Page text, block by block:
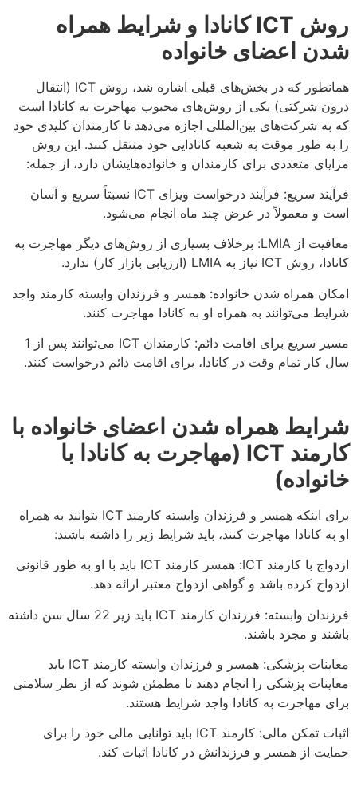
روش ICTکانادا و شرایط همراه
شدن اعضای خانواده
همانطور که در بخش‌های قبلی اشاره شد، روش ICT (انتقال
درون شرکتی) یکی از روش‌های محبوب مهاجرت به کانادا است
که به شرکت‌های بین‌المللی اجازه می‌دهد تا کارمندان کلیدی خود
را به طور موقت به شعبه کانادایی خود منتقل کنند. این روش
مزایای متعددی برای کارمندان و خانواده‌هایشان دارد، از جمله:
فرآیند سریع: فرآیند درخواست ویزای ICT نسبتاً سریع و آسان
است و معمولاً در عرض چند ماه انجام می‌شود.
معافیت از LMIA: برخلاف بسیاری از روش‌های دیگر مهاجرت به
کانادا، روش ICT نیاز به LMIA (ارزیابی بازار کار) ندارد.
امکان همراه شدن خانواده: همسر و فرزندان وابسته کارمند واجد
شرایط می‌توانند به همراه او به کانادا مهاجرت کنند.
مسیر سریع برای اقامت دائم: کارمندان ICT می‌توانند پس از 1
سال کار تمام وقت در کانادا، برای اقامت دائم درخواست کنند.
شرایط همراه شدن اعضای خانواده با
کارمند
ICT (مهاجرت به کانادا با
خانواده)
برای اینکه همسر و فرزندان وابسته کارمند ICT بتوانند به همراه
او به کانادا مهاجرت کنند، باید شرایط زیر را داشته باشند:
ازدواج با کارمند ICT: همسر کارمند ICT باید با او به طور قانونی
ازدواج کرده باشد و گواهی ازدواج معتبر ارائه دهد.
فرزندان وابسته: فرزندان کارمند ICT باید زیر 22 سال سن داشته
باشند و مجرد باشند.
معاینات پزشکی: همسر و فرزندان وابسته کارمند ICT باید
معاینات پزشکی را انجام دهند تا مطمئن شوند که از نظر سلامتی
برای مهاجرت به کانادا واجد شرایط هستند.
اثبات تمکن مالی: کارمند ICT باید توانایی مالی خود را برای
حمایت از همسر و فرزندانش در کانادا اثبات کند.